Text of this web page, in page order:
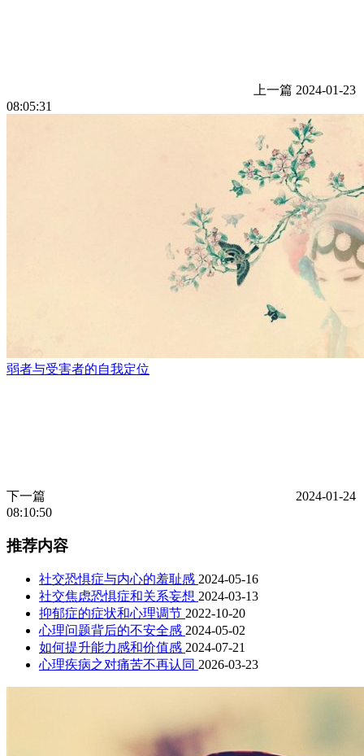
上一篇 2024-01-23
08:05:31
弱者与受害者的自我定位
下一篇
2024-01-24
08:10:50
推荐内容
社交恐惧症与内心的羞耻感 2024-05-16
社交焦虑恐惧症和关系妄想 2024-03-13
抑郁症的症状和心理调节 2022-10-20
心理问题背后的不安全感 2024-05-02
如何提升能力感和价值感 2024-07-21
心理疾病之对痛苦不再认同 2026-03-23